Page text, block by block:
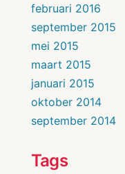
februari 2016
september 2015
mei 2015
maart 2015
januari 2015
oktober 2014
september 2014
Tags